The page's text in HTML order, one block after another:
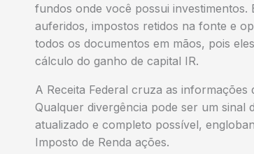
fundos onde você possui investimentos.
auferidos, impostos retidos na fonte e
todos os documentos em mãos, pois
cálculo do ganho de capital IR.
A Receita Federal cruza as
Qualquer divergência pode ser um sinal
atualizado e completo possível,
Imposto de Renda ações.